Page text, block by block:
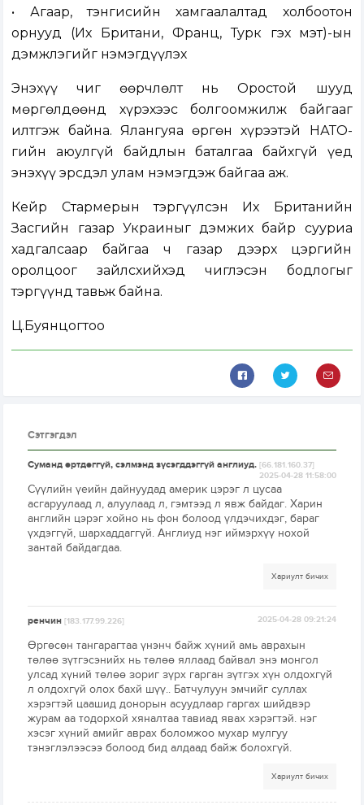
• Агаар, тэнгисийн хамгаалалтад холбоотон
орнууд (Их Британи, Франц, Турк гэх мэт)-ын
дэмжлэгийг нэмэгдүүлэх
Энэхүү чиг өөрчлөлт нь Оростой шууд
мөргөлдөөнд хүрэхээс болгоомжилж байгааг
илтгэж байна. Ялангуяа өргөн хүрээтэй НАТО-
гийн аюулгүй байдлын баталгаа байхгүй үед
энэхүү эрсдэл улам нэмэгдэж байгаа аж.
Кейр Стармерын тэргүүлсэн Их Британийн
Засгийн газар Украиныг дэмжих байр сууриа
хадгалсаар байгаа ч газар дээрх цэргийн
оролцоог зайлсхийхэд чиглэсэн бодлогыг
тэргүүнд тавьж байна.
Ц.Буянцогтоо
Сэтгэгдэл
Суманд өртдөггүй, сэлмэнд зүсэгддэггүй англиуд.[66.181.160.37]
2025-04-28 11:58:00
Сүүлийн үеийн дайнуудад америк цэрэг л цусаа
асгаруулаад л, алуулаад л, гэмтээд л явж байдаг. Харин
английн цэрэг хойно нь фон болоод үлдэчихдэг, бараг
үхдэггүй, шархаддаггүй. Англиуд нэг иймэрхүү нохой
зантай байдагдаа.
Хариулт бичих
ренчин[183.177.99.226] 2025-04-28 09:21:24
Өргөсөн тангарагтаа үнэнч байж хүний амь аврахын
төлөө зүтгэсэнийх нь төлөө яллаад байвал энэ монгол
улсад хүний төлөө зориг зүрх гарган зүтгэх хүн олдохгүй
л олдохгүй олох бахй шүү.. Батчулуун эмчийг суллах
хэрэгтэй цаашид донорын асуудлаар гаргах шийдвэр
журам аа тодорхой хяналтаа тавиад явах хэрэгтэй. нэг
хэсэг хүний амийг аврах боломжоо мухар мулгуу
тэнэглэлээсээ болоод бид алдаад байж болохгүй.
Хариулт бичих